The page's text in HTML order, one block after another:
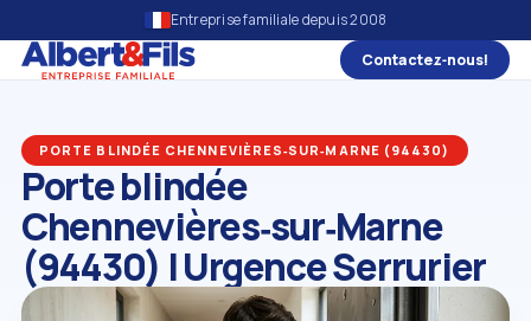
Entreprise familiale depuis 2008
Contactez‑nous!
PORTE BLINDÉE CHENNEVIÈRES‑SUR‑MARNE (94430)
Porte blindée
Chennevières‑sur‑Marne
(94430) | Urgence Serrurier